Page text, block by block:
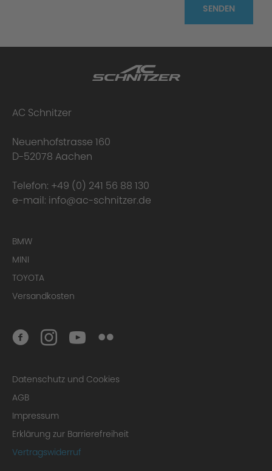
SENDEN
AC Schnitzer
Neuenhofstrasse 160
D-52078 Aachen
Telefon: +49 (0) 241 56 88 130
e-mail: info@ac-schnitzer.de
BMW
MINI
TOYOTA
Versandkosten
Datenschutz und Cookies
AGB
Impressum
Erklärung zur Barrierefreiheit
Vertragswiderruf